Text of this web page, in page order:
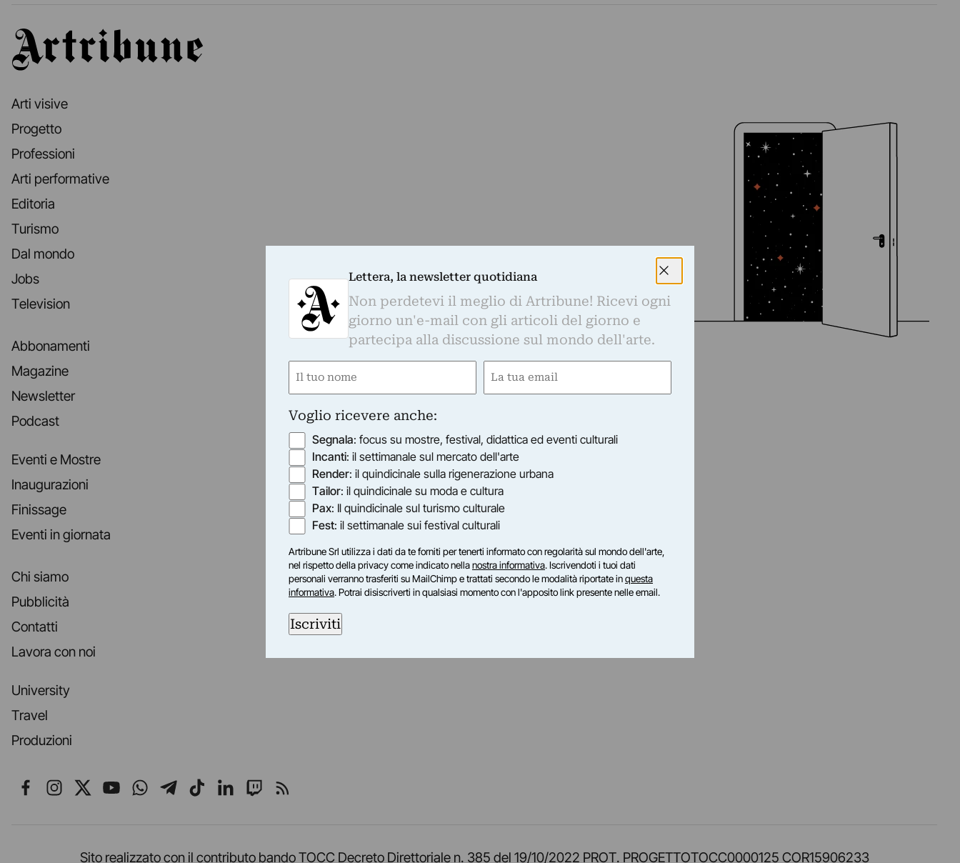
Artribune
Arti visive
Progetto
Professioni
Arti performative
Editoria
Turismo
Dal mondo
Jobs
Television
Abbonamenti
Magazine
Newsletter
Podcast
Eventi e Mostre
Inaugurazioni
Finissage
Eventi in giornata
Chi siamo
Pubblicità
Contatti
Lavora con noi
University
Travel
Produzioni
Seguici su Facebook
Seguici su Instagram
Seguici su X
Seguici su YouTube
Seguici su WhatsApp
Seguici su Telegram
Seguici su TikTok
Seguici su LinkedIn
Seguici su Twitch
Seguici su Rss
Sito realizzato con il contributo bando TOCC Decreto Direttoriale n. 385 del 19/10/2022 PROT. PROGETTOTOCC0000125 COR15906233
Lettera, la newsletter quotidiana
Non perdetevi il meglio di Artribune! Ricevi ogni
giorno un'e-mail con gli articoli del giorno e
partecipa alla discussione sul mondo dell'arte.
Nome
Email
Voglio ricevere anche:
Segnala: focus su mostre, festival, didattica ed eventi culturali
Incanti: il settimanale sul mercato dell'arte
Render: il quindicinale sulla rigenerazione urbana
Tailor: il quindicinale su moda e cultura
Pax: Il quindicinale sul turismo culturale
Fest: il settimanale sui festival culturali
Artribune Srl utilizza i dati da te forniti per tenerti informato con regolarità sul mondo dell'arte,
nel rispetto della privacy come indicato nellanostra informativa. Iscrivendoti i tuoi dati
personali verranno trasferiti su MailChimp e trattati secondo le modalità riportate inquesta
informativa. Potrai disiscriverti in qualsiasi momento con l'apposito link presente nelle email.
Iscriviti